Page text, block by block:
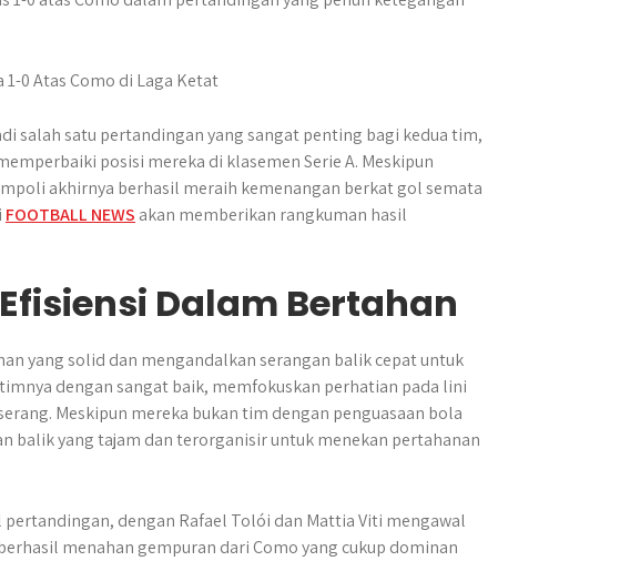
salah satu pertandingan yang sangat penting bagi kedua tim,
posisi mereka di klasemen Serie A. Meskipun
akhirnya berhasil meraih kemenangan berkat gol semata
FOOTBALL NEWS akan memberikan rangkuman hasil
Dalam Bertahan
yang solid dan mengandalkan serangan balik cepat untuk
dengan sangat baik, memfokuskan perhatian pada lini
Meskipun mereka bukan tim dengan penguasaan bola
balik yang tajam dan terorganisir untuk menekan pertahanan
dengan Rafael Tolói dan Mattia Viti mengawal
menahan gempuran dari Como yang cukup dominan